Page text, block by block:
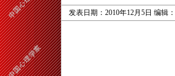
发表日期：2010年12月5日 编辑